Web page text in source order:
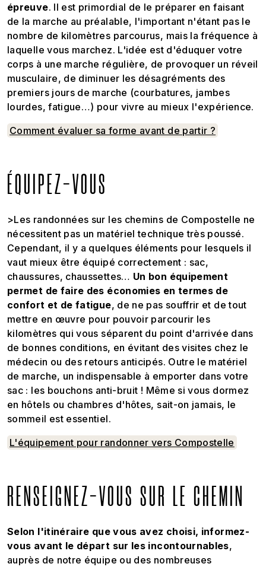
épreuve. Il est primordial de le préparer en faisant
de la marche au préalable, l'important n'étant pas le
nombre de kilomètres parcourus, mais la fréquence à
laquelle vous marchez. L'idée est d'éduquer votre
corps à une marche régulière, de provoquer un réveil
musculaire, de diminuer les désagréments des
premiers jours de marche (courbatures, jambes
lourdes, fatigue…) pour vivre au mieux l'expérience.
Comment évaluer sa forme avant de partir ?
ÉQUIPEZ-VOUS
>Les randonnées sur les chemins de Compostelle ne
nécessitent pas un matériel technique très poussé.
Cependant, il y a quelques éléments pour lesquels il
vaut mieux être équipé correctement : sac,
chaussures, chaussettes… Un bon équipement
permet de faire des économies en termes de
confort et de fatigue, de ne pas souffrir et de tout
mettre en œuvre pour pouvoir parcourir les
kilomètres qui vous séparent du point d'arrivée dans
de bonnes conditions, en évitant des visites chez le
médecin ou des retours anticipés. Outre le matériel
de marche, un indispensable à emporter dans votre
sac : les bouchons anti-bruit ! Même si vous dormez
en hôtels ou chambres d'hôtes, sait-on jamais, le
sommeil est essentiel.
L'équipement pour randonner vers Compostelle
RENSEIGNEZ-VOUS SUR LE CHEMIN
Selon l'itinéraire que vous avez choisi, informez-
vous avant le départ sur les incontournables,
auprès de notre équipe ou des nombreuses